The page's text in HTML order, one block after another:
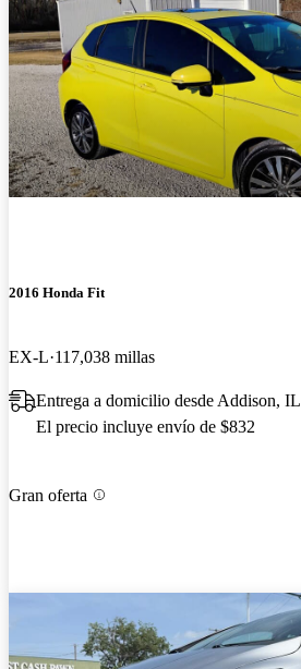
2016 Honda Fit
EX-L 117,038 millas
Entrega a domicilio desde Addison, IL
El precio incluye envío de $832
Gran oferta